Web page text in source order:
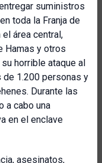
suministros
toda la Franja de
área central,
Hamas y otros
horrible ataque al
de 1.200 personas y
Durante las
a cabo una
en el enclave
asesinatos,